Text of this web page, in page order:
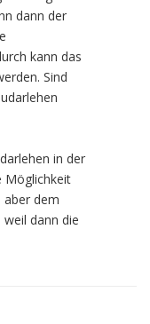
dann der
kann das
Sind
in der
Möglichkeit
aber dem
dann die